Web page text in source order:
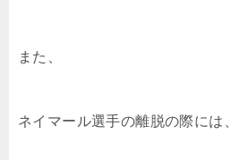
また、
ネイマール選手の離脱の際には、